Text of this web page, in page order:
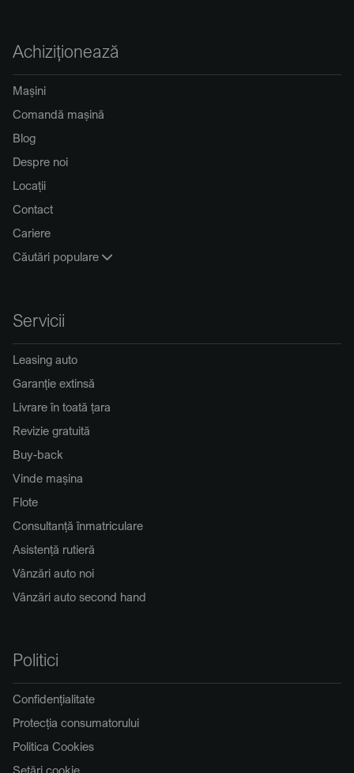
Achiziționează
Mașini
Comandă mașină
Blog
Despre noi
Locații
Contact
Cariere
Căutări populare
Servicii
Leasing auto
Garanție extinsă
Livrare în toată țara
Revizie gratuită
Buy-back
Vinde mașina
Flote
Consultanță înmatriculare
Asistență rutieră
Vânzări auto noi
Vânzări auto second hand
Politici
Confidențialitate
Protecția consumatorului
Politica Cookies
Setări cookie